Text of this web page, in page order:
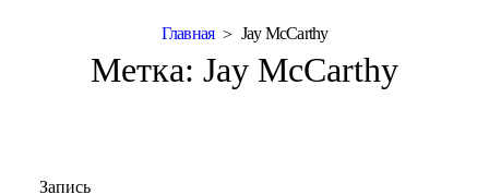
Главная Jay McCarthy
Метка: Jay McCarthy
Запись